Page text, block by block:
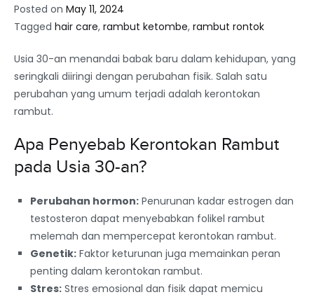
Posted on May 11, 2024
Tagged hair care, rambut ketombe, rambut rontok
Usia 30-an menandai babak baru dalam kehidupan, yang
seringkali diiringi dengan perubahan fisik. Salah satu
perubahan yang umum terjadi adalah kerontokan
rambut.
Apa Penyebab Kerontokan Rambut
pada Usia 30-an?
Perubahan hormon: Penurunan kadar estrogen dan
testosteron dapat menyebabkan folikel rambut
melemah dan mempercepat kerontokan rambut.
Genetik: Faktor keturunan juga memainkan peran
penting dalam kerontokan rambut.
Stres: Stres emosional dan fisik dapat memicu